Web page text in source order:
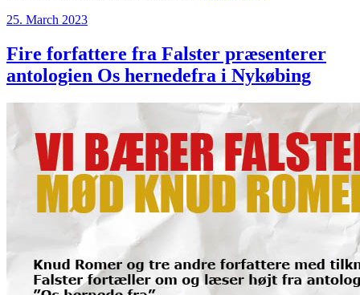
25. March 2023
Fire forfattere fra Falster præsenterer
antologien Os hernedefra i Nykøbing